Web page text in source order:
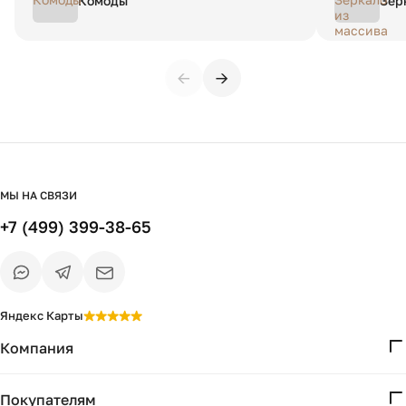
мне было
← →
Компания
Покупателям
МЫ НА СВЯЗИ
+7 (499) 399-38-65
Яндекс Карты